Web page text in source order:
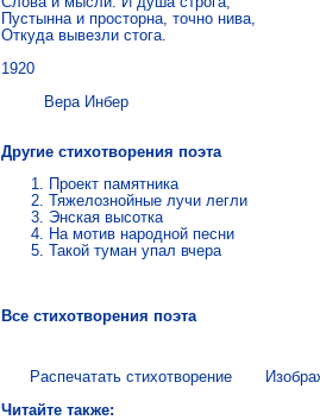
Пустынна и просторна, точно нива,
Откуда вывезли стога.
1920
Вера Инбер
Другие стихотворения поэта
Проект памятника
Тяжелознойные лучи легли
Энская высотка
На мотив народной песни
Такой туман упал вчера
Все стихотворения поэта
Распечатать стихотворение
Читайте также: